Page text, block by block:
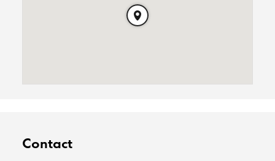
Contact